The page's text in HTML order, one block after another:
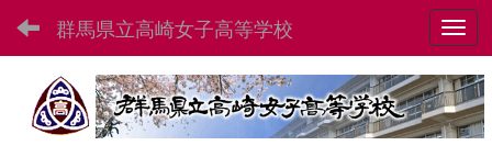
群馬県立高崎女子高等学校